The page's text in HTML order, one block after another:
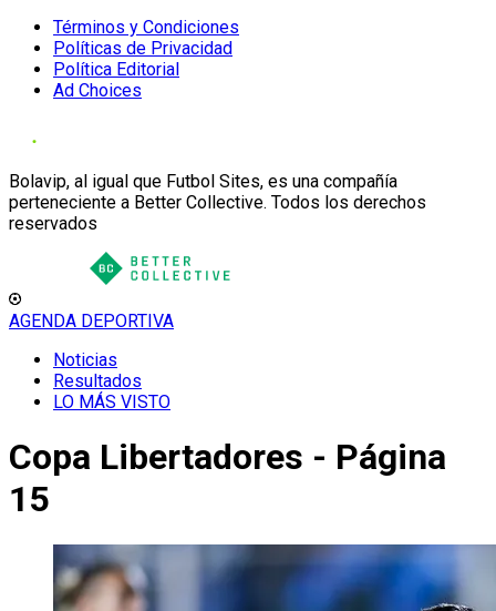
Términos y Condiciones
Políticas de Privacidad
Política Editorial
Ad Choices
Bolavip, al igual que Futbol Sites, es una compañía
perteneciente a Better Collective. Todos los derechos
reservados
AGENDA DEPORTIVA
Noticias
Resultados
LO MÁS VISTO
Copa Libertadores - Página
15